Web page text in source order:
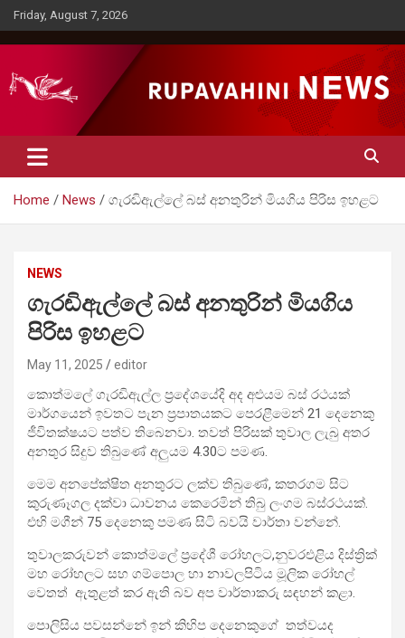
Skip
to
content
Friday, August 7, 2026
Rupavahini News
Home News ගැරඬිඇල්ලේ බස් අනතුරින් මියගිය පිරිස ඉහළට
NEWS
ගැරඬිඇල්ලේ බස් අනතුරින් මියගිය
පිරිස ඉහළට
May 11, 2025 editor
කොත්මලේ ගැරඬිඇල්ල ප්‍රදේශයේදි අද අළුයම බස් රථයක්
මාර්ගයෙන් ඉවතට පැන ප්‍රපාතයකට පෙරළීමෙන් 21 දෙනෙකු
ජීවිතක්ෂයට පත්ව තිබෙනවා. තවත් පිරිසක් තුවාල ලැබු අතර
අනතුර සිදුව තිබුණේ අලුයම 4.30ට පමණ.
මෙම අනපේක්ෂිත අනතුරට ලක්ව තිබුණේ, කතරගම සිට
කුරුණෑගල දක්වා ධාවනය කෙරෙමින් තිබු ලංගම බස්රථයක්.
එහි මගීන් 75 දෙනෙකු පමණ සිටි බවයි වාර්තා වන්නේ.
තුවාලකරුවන් කොත්මලේ ප්‍රදේශී රෝහලට,නුවරඑළිය දිස්ත්‍රික්
මහ රෝහලට සහ ගම්පොල හා නාවලපිටිය මූලික රෝහල්
වෙතත් ඇතුළත් කර ඇති බව අප වාර්තාකරු සඳහන් කළා.
පොලිසිය පවසන්නේ ඉන් කිහිප දෙනෙකුගේ තත්වයද